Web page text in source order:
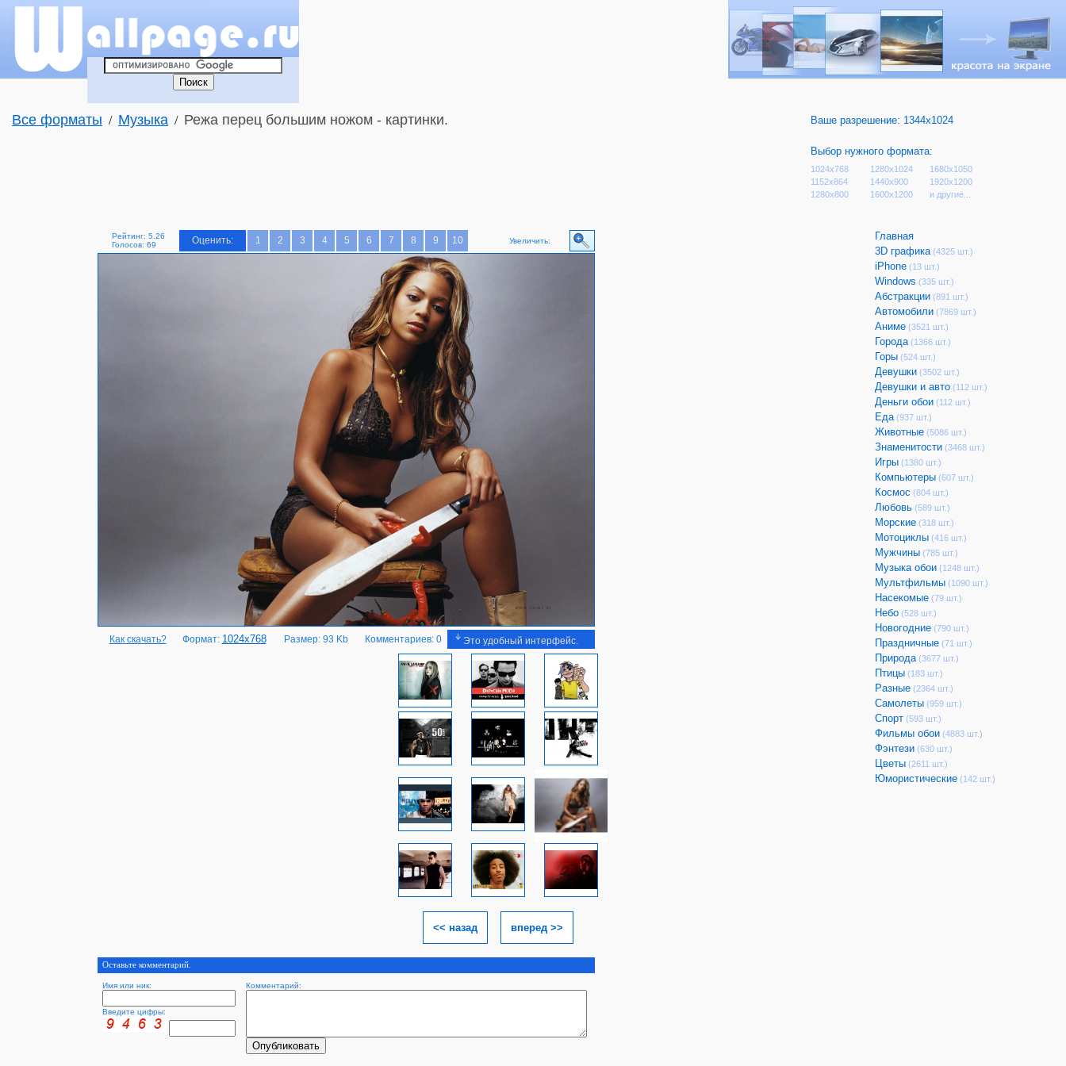
Все форматы / Музыка / Режа перец большим ножом - картинки. Ваше разрешение: 1344x1024
Выбор нужного формата:
1024x768 1280x1024
1680x1050
1152x864
1440x900
1920x1200
1280x800
1600x1200 и другие...
Рейтинг: 5.26
Голосов: 69
Оценить: 1 2 3 4 5 6 7 8 9 10 Увеличить:
Как скачать? Формат: 1024x768 Размер: 93 Kb Комментариев: 0 Это удобный интерфейс.
<< назад вперед >>
Оставьте комментарий.
Имя или ник: Комментарий:
Введите цифры:
Главная
3D графика (4325 шт.)
iPhone (13 шт.)
Windows (335 шт.)
Абстракции (891 шт.)
Автомобили (7869 шт.)
Аниме (3521 шт.)
Города (1366 шт.)
Горы (524 шт.)
Девушки (3502 шт.)
Девушки и авто (112 шт.)
Деньги обои (112 шт.)
Еда (937 шт.)
Животные (5086 шт.)
Знаменитости (3468 шт.)
Игры (1380 шт.)
Компьютеры (607 шт.)
Космос (804 шт.)
Любовь (589 шт.)
Морские (318 шт.)
Мотоциклы (416 шт.)
Мужчины (785 шт.)
Музыка обои (1248 шт.)
Мультфильмы (1090 шт.)
Насекомые (79 шт.)
Небо (528 шт.)
Новогодние (790 шт.)
Праздничные (71 шт.)
Природа (3677 шт.)
Птицы (183 шт.)
Разные (2364 шт.)
Самолеты (959 шт.)
Спорт (593 шт.)
Фильмы обои (4883 шт.)
Фэнтези (630 шт.)
Цветы (2611 шт.)
Юмористические (142 шт.)